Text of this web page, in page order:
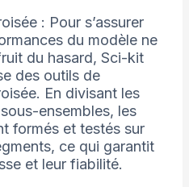
: Pour s’assurer
du modèle ne
du hasard, Sci-kit
des outils de
En divisant les
ensembles, les
formés et testés sur
ce qui garantit
et leur fiabilité.